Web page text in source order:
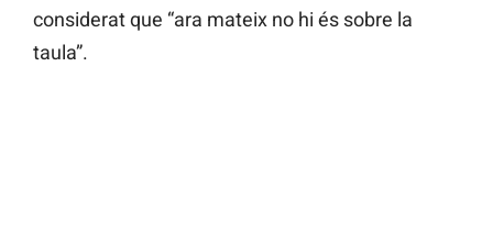
considerat que “ara mateix no hi és sobre la
taula”.